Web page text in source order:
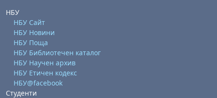
НБУ
НБУ Сайт
НБУ Новини
НБУ Поща
НБУ Библиотечен каталог
НБУ Научен архив
НБУ Етичен кодекс
НБУ@facebook
Студенти